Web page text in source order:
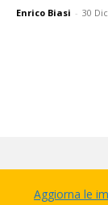
Enrico Biasi - 30
Aggiorna le